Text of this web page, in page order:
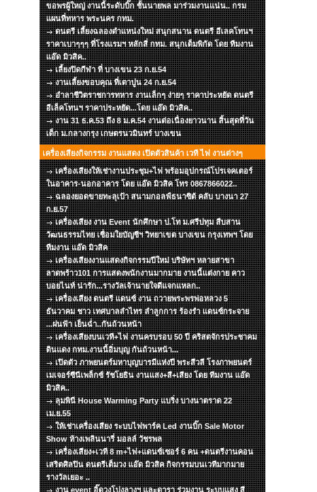
ขอพรผู้ใหญ่ งานนี้ระดับบิ๊ก ชั้นนายพล มาร่วมงานแน่น.. กรม
แผนที่ทหาร พระนคร กทม.
ดนตรี เลี้ยงฉลองตำแหน่งใหม่ สนุกสนาน ดนตรี อีเลคโทนฯ
ราคาเบาๆๆๆ ที่โรงแรมฯ หลักสี่ กทม. สนุกเต็มพิกัด โดย ทีมงาน
แอ๊ด มิวสิค..
เลี้ยงปิดกีฬา ที่ บางเขน 23 ก.ย.54
งานเลี้ยงขอบคุณ ที่เตาปูน 24 ก.ย.54
อำลาชีวิตราชการทหาร งานเล็กๆ ง่ายๆ ราคาประหยัด ดนตรี
อีเล็คโทนฯ ราคาประหยัด...โดย แอ๊ด มิวสิค..
งาน 31 ธ.ค.53 ถึง 8 ม.ค.54 งานต่อเนื่องยาวนาน สิ้นสุดที่วัน
เด็ก ม.กลางกรุง เกษตรนวมินทร์ บางเขน
เครื่องเสียงกิจกรรม งานแสดง เปิดตัวสินค้า เวที ไฟ งานต่างๆ
เครื่องเสียงให้เช่างานประชุม+ไฟ พร้อมอุปกรณ์โปรเจคเตอร์
ในอาคาร-นอกอาคาร โดย แอ๊ด มิวสิค โทร 0867866022..
ฉลองยอดขายทะลุเป้า สนามกอลฟ์ธนาซิต้ คลับ บางนา 27
ก.ย.57
เครื่องเสียง งาน Event นักศึกษา ป.โท ม.ศรีปทุม สืบสาน
วัฒนธรรมไทย เชื่อมใยบัญชีฯ วิทยาเขต บางเขน กรุงเทพฯ โดย
ทีมงาน แอ๊ด มิวสิค
เครื่องเสียงงานแสดงกิจกรรมปีใหม่ บริษัทฯ หลายสาขา
ลาดพร้าว101 การแสดงพนักงานมากมาย งานนี้แต่งกาย คาว
บอยไนท์ น่ารัก...รางวัลเจ้านายใจดีแจกแหลก..
เครื่องเสียง ดนตรี แดนซ์ งาน ถวายพระพรพ่อหลวง 5
ธันวาคม ชาว เทศบาลลำไทร ลำลูกการ ร้องรำ แดนซ์กระจาย
...ฝนฟ้า เย็นฉ่ำ..กันถ้วนหน้า
เครื่องเสียงบนเวที+ไฟ งานครบรอบ 50 ปี คริสตจักรประชาคม
ดินแดง กทม.งานนี้อิ่มบุญ กันถ้วนหน้า...
เปิดตัว ภาพยนตร์มหาบุญบารมีแห่งปี พระสีวลี โรงภาพยนตร์
เมเจอร์ซีนีเพล็กซ์ รัชโยธิน งานแสง+สี+เสียง โดย ทีมงาน แอ๊ด
มิวสิค..
ลุมพินี House Warming Party แบริ่ง บางนาตราด 22
เม.ย.55
ให้เช่าเครื่องเสียง ระบบไฟพาร์ค Led งานบิ๊ก Sale Motor
Show ห้างเพลินนารี่ มอลล์ วัชรพล
เครื่องเสียง+เวที 8 m+ไฟ+แดนซ์เซอร์ 6 คน +ดนตรีงานคอน
เสริตศิลปิน ดนตรีเต็มวง แอ๊ด มิวสิค กิจกรรมบนเวทีมากมาย
รางวัลเยอะ ..
งาน event อิ๊ดวงโปงลางฯ และดารา ร่วมงาน ระบบแสง สี